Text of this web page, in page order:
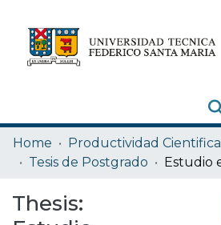
Research Outputs
Statistics
Home
Productividad Cientifica
Tesis de Postgrado
Thesis: